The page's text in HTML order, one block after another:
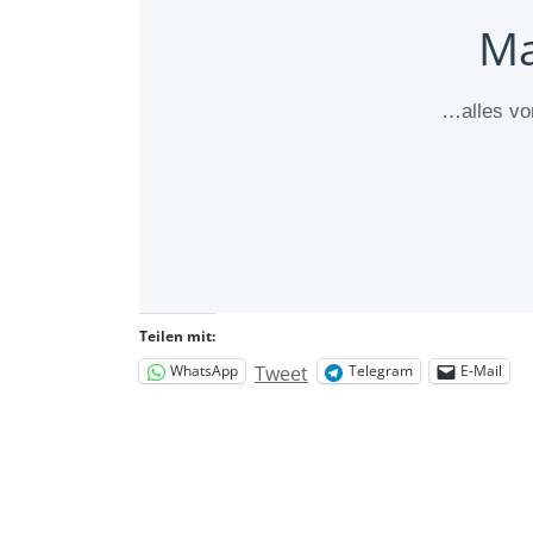
…alles
Teilen mit:
WhatsApp
Tweet Telegram E-Mail